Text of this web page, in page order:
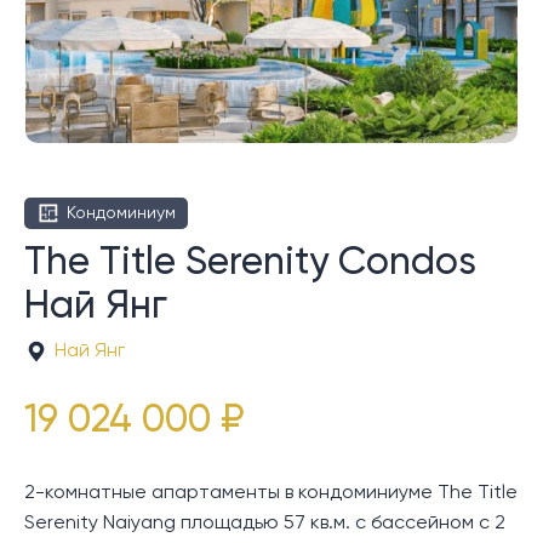
Кондоминиум
The Title Serenity Condos
Най Янг
Най Янг
19 024 000 ₽
2-комнатные апартаменты в кондоминиуме The Title
Serenity Naiyang площадью 57 кв.м. с бассейном с 2